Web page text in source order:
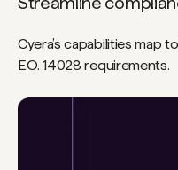
Cyera’s capabilities map
E.O. 14028 requirements.